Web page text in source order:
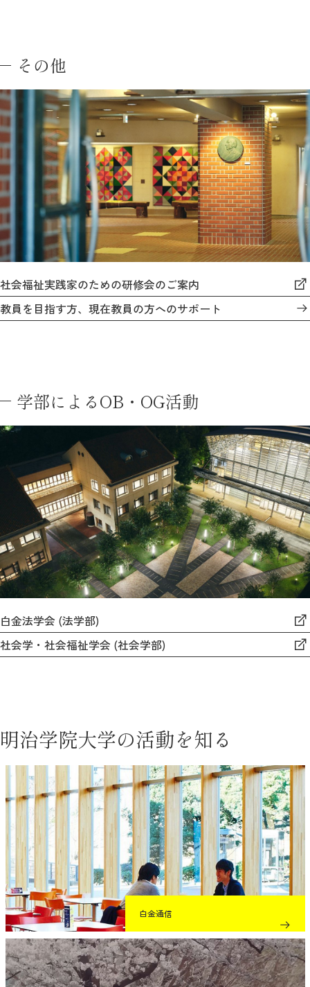
その他
社会福祉実践家のための研修会のご案内
教員を目指す方、現在教員の方へのサポート
学部によるOB・OG活動
白金法学会 (法学部)
社会学・社会福祉学会 (社会学部)
明治学院大学の活動を知る
白金通信